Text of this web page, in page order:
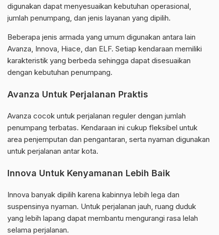
digunakan dapat menyesuaikan kebutuhan operasional,
jumlah penumpang, dan jenis layanan yang dipilih.
Beberapa jenis armada yang umum digunakan antara lain
Avanza, Innova, Hiace, dan ELF. Setiap kendaraan memiliki
karakteristik yang berbeda sehingga dapat disesuaikan
dengan kebutuhan penumpang.
Avanza Untuk Perjalanan Praktis
Avanza cocok untuk perjalanan reguler dengan jumlah
penumpang terbatas. Kendaraan ini cukup fleksibel untuk
area penjemputan dan pengantaran, serta nyaman digunakan
untuk perjalanan antar kota.
Innova Untuk Kenyamanan Lebih Baik
Innova banyak dipilih karena kabinnya lebih lega dan
suspensinya nyaman. Untuk perjalanan jauh, ruang duduk
yang lebih lapang dapat membantu mengurangi rasa lelah
selama perjalanan.